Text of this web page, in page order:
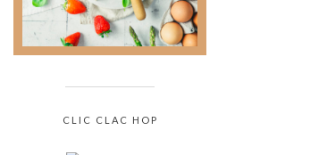
CLIC CLAC HOP